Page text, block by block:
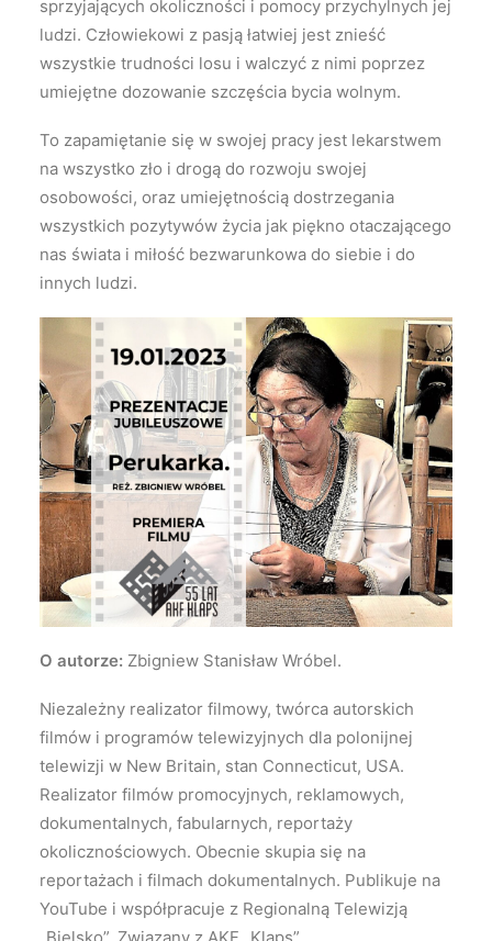
sprzyjających okoliczności i pomocy przychylnych jej
ludzi. Człowiekowi z pasją łatwiej jest znieść
wszystkie trudności losu i walczyć z nimi poprzez
umiejętne dozowanie szczęścia bycia wolnym.
To zapamiętanie się w swojej pracy jest lekarstwem
na wszystko zło i drogą do rozwoju swojej
osobowości, oraz umiejętnością dostrzegania
wszystkich pozytywów życia jak piękno otaczającego
nas świata i miłość bezwarunkowa do siebie i do
innych ludzi.
O autorze: Zbigniew Stanisław Wróbel.
Niezależny realizator filmowy, twórca autorskich
filmów i programów telewizyjnych dla polonijnej
telewizji w New Britain, stan Connecticut, USA.
Realizator filmów promocyjnych, reklamowych,
dokumentalnych, fabularnych, reportaży
okolicznościowych. Obecnie skupia się na
reportażach i filmach dokumentalnych. Publikuje na
YouTube i współpracuje z Regionalną Telewizją